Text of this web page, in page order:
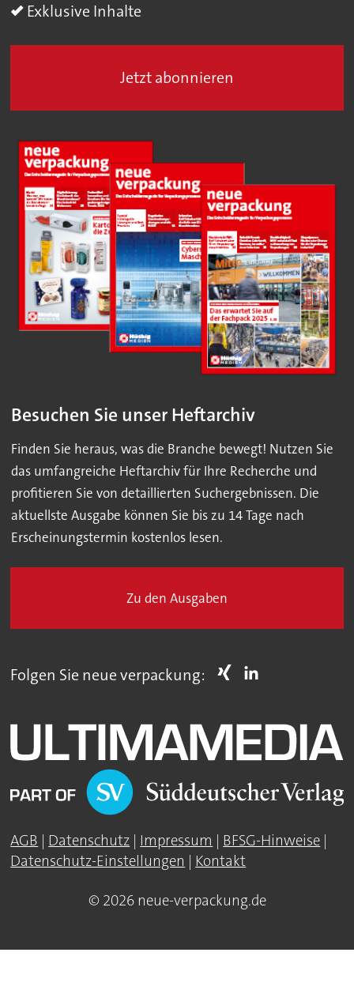
Exklusive Inhalte
Jetzt abonnieren
Besuchen Sie unser Heftarchiv
Finden Sie heraus, was die Branche bewegt! Nutzen Sie
das umfangreiche Heftarchiv für Ihre Recherche und
profitieren Sie von detaillierten Suchergebnissen. Die
aktuellste Ausgabe können Sie bis zu 14 Tage nach
Erscheinungstermin kostenlos lesen.
Zu den Ausgaben
Folgen Sie neue verpackung:
AGB | Datenschutz | Impressum | BFSG-Hinweise |
Datenschutz-Einstellungen | Kontakt
© 2026 neue-verpackung.de